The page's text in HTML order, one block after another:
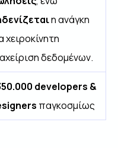
η ανάγκη
χειροκίνητη
δεδομένων.
developers &
παγκοσμίως